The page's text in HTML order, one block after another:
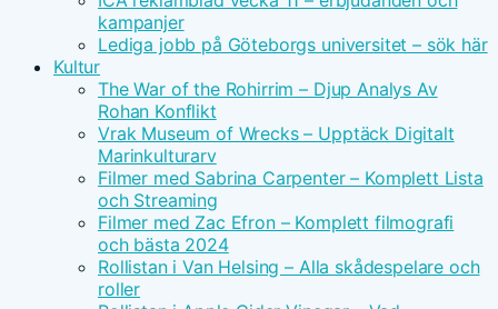
kampanjer
Lediga jobb på Göteborgs universitet – sök här
Kultur
The War of the Rohirrim – Djup Analys Av
Rohan Konflikt
Vrak Museum of Wrecks – Upptäck Digitalt
Marinkulturarv
Filmer med Sabrina Carpenter – Komplett Lista
och Streaming
Filmer med Zac Efron – Komplett filmografi
och bästa 2024
Rollistan i Van Helsing – Alla skådespelare och
roller